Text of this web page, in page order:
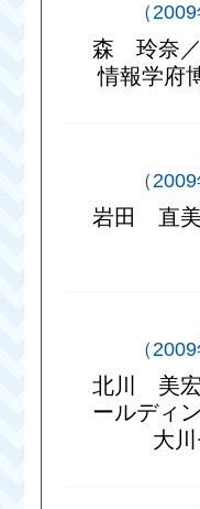
（
森 玲奈／
情報学府
（
岩田 直美
（
北川 美宏
ールディ
大